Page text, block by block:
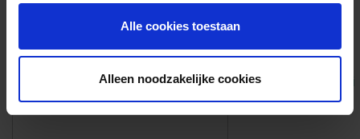
Alle cookies toestaan
Alleen noodzakelijke cookies Eigen foto’s